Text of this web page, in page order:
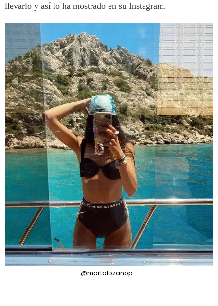
llevarlo y así lo ha mostrado en su Instagram.
@martalozanop